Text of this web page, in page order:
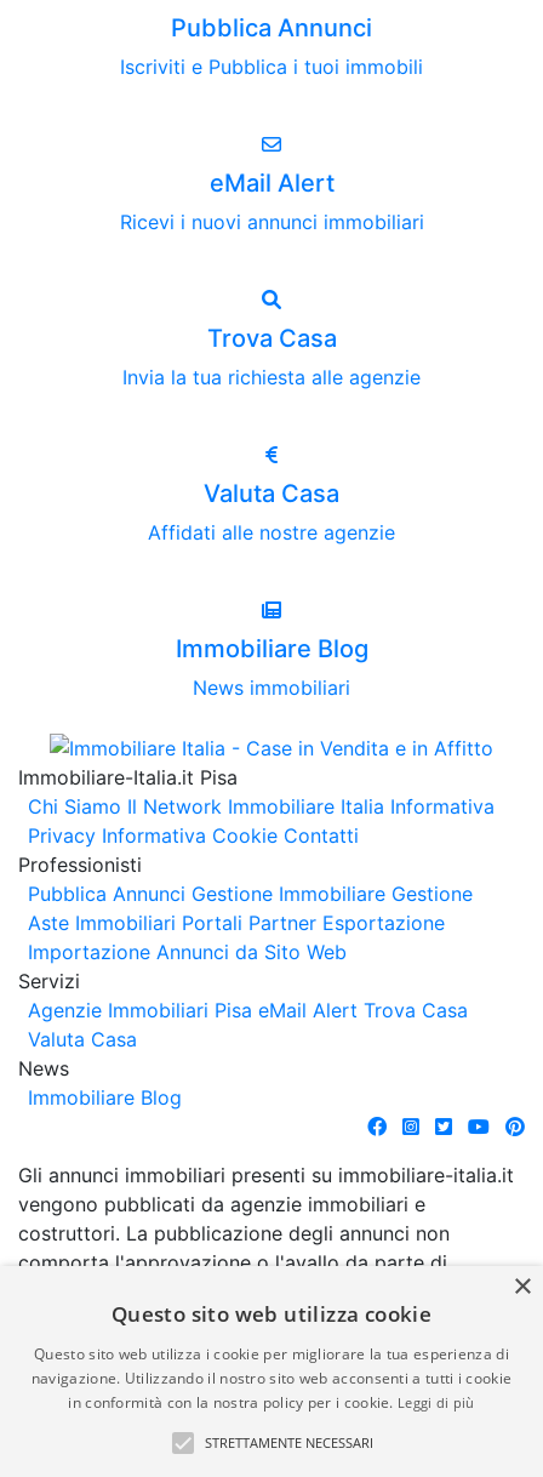
Pubblica Annunci
Iscriviti e Pubblica i tuoi immobili
eMail Alert
Ricevi i nuovi annunci immobiliari
Trova Casa
Invia la tua richiesta alle agenzie
Valuta Casa
Affidati alle nostre agenzie
Immobiliare Blog
News immobiliari
Immobiliare-Italia.it Pisa
Chi Siamo Il Network Immobiliare Italia Informativa
Privacy Informativa Cookie Contatti
Professionisti
Pubblica Annunci Gestione Immobiliare Gestione
Aste Immobiliari Portali Partner Esportazione
Importazione Annunci da Sito Web
Servizi
Agenzie Immobiliari Pisa eMail Alert Trova Casa
Valuta Casa
News
Immobiliare Blog
Gli annunci immobiliari presenti su immobiliare-italia.it
vengono pubblicati da agenzie immobiliari e
costruttori. La pubblicazione degli annunci non
comporta l'approvazione o l'avallo da parte di
garanzia da parte di quest'ultima. immobiliare-italia.it
quindi non è responsabile della veridicità, della
correttezza, della completezza, della normativa in
materia di privacy e/o di alcun altro aspetto dei
suddetti annunci.
×
Questo sito web utilizza cookie
Questo sito web utilizza i cookie per migliorare la tua esperienza di
navigazione. Utilizzando il nostro sito web acconsenti a tutti i cookie
in conformità con la nostra policy per i cookie. Leggi di più
STRETTAMENTE NECESSARI